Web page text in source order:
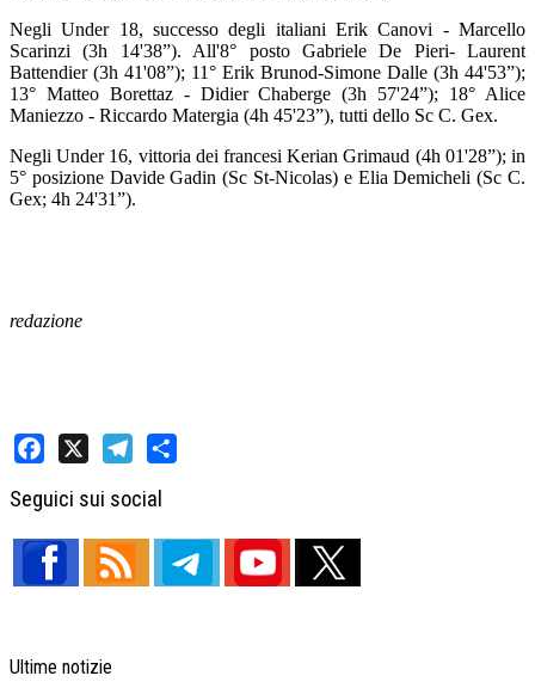
Negli Under 18, successo degli italiani Erik Canovi - Marcello
Scarinzi (3h 14'38”). All'8° posto Gabriele De Pieri- Laurent
Battendier (3h 41'08”); 11° Erik Brunod-Simone Dalle (3h 44'53”);
13° Matteo Borettaz - Didier Chaberge (3h 57'24”); 18° Alice
Maniezzo - Riccardo Matergia (4h 45'23”), tutti dello Sc C. Gex.
Negli Under 16, vittoria dei francesi Kerian Grimaud (4h 01'28”); in
5° posizione Davide Gadin (Sc St-Nicolas) e Elia Demicheli (Sc C.
Gex; 4h 24'31”).
redazione
Seguici sui social
Ultime notizie